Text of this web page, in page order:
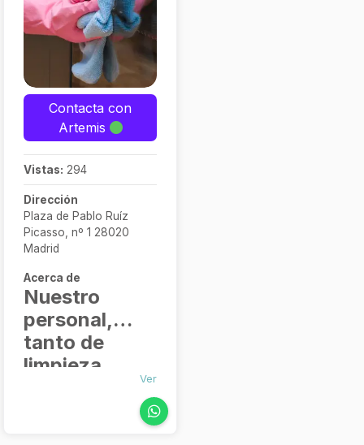
Contacta con
Artemis
Vistas: 294
Dirección
Plaza de Pablo Ruíz
Picasso, nº 1 28020
Madrid
Acerca de
Nuestro
personal,
tanto de
limpieza
mantenimiento
Ver